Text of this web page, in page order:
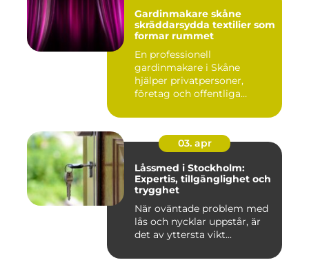
Gardinmakare skåne
skräddarsydda textilier som
formar rummet
En professionell
gardinmakare i Skåne
hjälper privatpersoner,
företag och offentliga
03. apr
Låssmed i Stockholm:
Expertis, tillgänglighet och
trygghet
När oväntade problem med
lås och nycklar uppstår, är
det av yttersta vikt...